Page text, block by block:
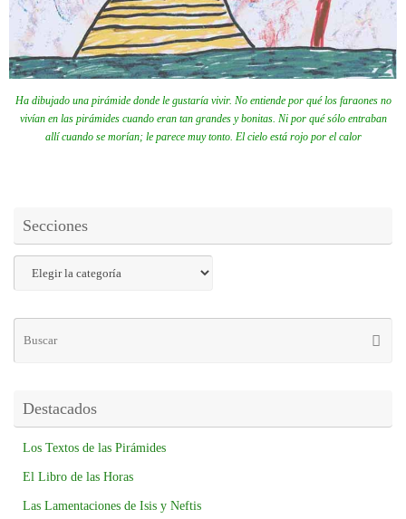
Ha dibujado una pirámide donde le gustaría vivir. No entiende por qué los faraones no
vivían en las pirámides cuando eran tan grandes y bonitas. Ni por qué sólo entraban
allí cuando se morían; le parece muy tonto. El cielo está rojo por el calor
Secciones
Destacados
Los Textos de las Pirámides
El Libro de las Horas
Las Lamentaciones de Isis y Neftis